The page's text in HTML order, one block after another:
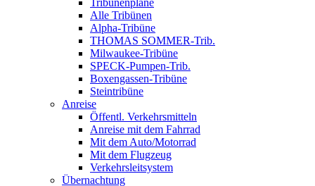
Tribünenpläne
Alle Tribünen
Alpha-Tribüne
THOMAS SOMMER-Trib.
Milwaukee-Tribüne
SPECK-Pumpen-Trib.
Boxengassen-Tribüne
Steintribüne
Anreise
Öffentl. Verkehrsmitteln
Anreise mit dem Fahrrad
Mit dem Auto/Motorrad
Mit dem Flugzeug
Verkehrsleitsystem
Übernachtung